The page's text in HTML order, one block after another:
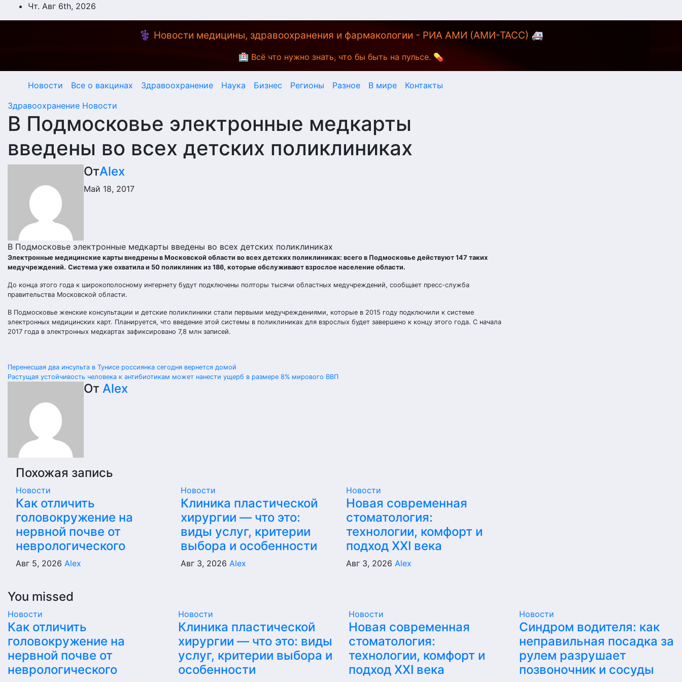
Перейти
к
Чт. Авг 6th, 2026
⚕️ Новости медицины, здравоохранения и фармакологии - РИА АМИ (АМИ-ТАСС) 🚑
🏥 Всё что нужно знать, что бы быть на пульсе. 💊
Новости Все о вакцинах Здравоохранение Наука Бизнес Регионы Разное В мире
Контакты
Здравоохранение Новости
В Подмосковье электронные медкарты
введены во всех детских поликлиниках
ОтAlex
Май 18, 2017
В Подмосковье электронные медкарты введены во всех детских поликлиниках
Электронные медицинские карты внедрены в Московской области во всех детских поликлиниках: всего в Подмосковье действуют 147 таких
медучреждений. Система уже охватила и 50 поликлиник из 186, которые обслуживают взрослое население области.
До конца этого года к широкополосному интернету будут подключены полторы тысячи областных медучреждений, сообщает пресс-служба
правительства Московской области.
В Подмосковье женские консультации и детские поликлиники стали первыми медучреждениями, которые в 2015 году подключили к системе
электронных медицинских карт. Планируется, что введение этой системы в поликлиниках для взрослых будет завершено к концу этого года. С начала
2017 года в электронных медкартах зафиксировано 7,8 млн записей.
Навигация
записям
Перенесшая два инсульта в Тунисе россиянка сегодня вернется домой
Растущая устойчивость человека к антибиотикам может нанести ущерб в размере 8% мирового ВВП
От Alex
Похожая запись
Новости
Как отличить
головокружение на
нервной почве от
неврологического
Авг 5, 2026 Alex
Новости
Клиника пластической
хирургии — что это:
виды услуг, критерии
выбора и особенности
Авг 3, 2026Alex
Новости
Новая современная
стоматология:
технологии, комфорт и
подход XXI века
Авг 3, 2026 Alex
You missed
Новости
Как отличить
головокружение на
нервной почве от
неврологического
Новости
Клиника пластической
хирургии — что это: виды
услуг, критерии выбора и
особенности
Новости
Новая современная
стоматология:
технологии, комфорт и
подход XXI века
Новости
Синдром водителя: как
неправильная посадка за
рулем разрушает
позвоночник и сосуды